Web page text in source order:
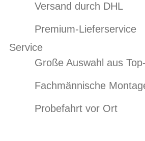
Versand durch DHL
Premium-Lieferservice
Service
Große Auswahl aus
Fachmännische
Probefahrt vor Ort